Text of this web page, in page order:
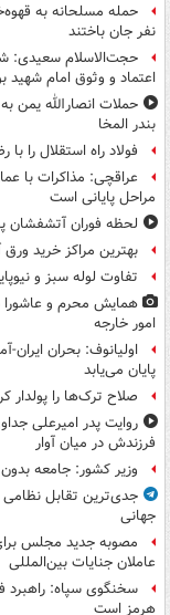
نفر جان باختند
حجت‌الاسلام سعیدی:
اعتماد و وثوق امام شهید
حملات انصارالله یمن
بندر المخا
فولاد راه استقلال را با
عراقچی: مذاکرات با
مراحل پایانی است
لحظه فوران آتشفشان
بهترین مراکز خرید ورق
تفاوت لوله سبز و
همایش محرم و عاشورا
امور خارجه
اولیانوف: بحران ایران-
پایان می‌یابد
صلاح ترک‌ها را پولدار
روایت پدر امیرعلی
فرزندش در میان آوار
وزیر کشور: جامعه
جدی‌ترین تقابل نظامی
جهانی
مصوبه جدید مجلس
عاملان جنایات بین‌المللی
سخنگوی سپاه: راهبرد
هرمز است